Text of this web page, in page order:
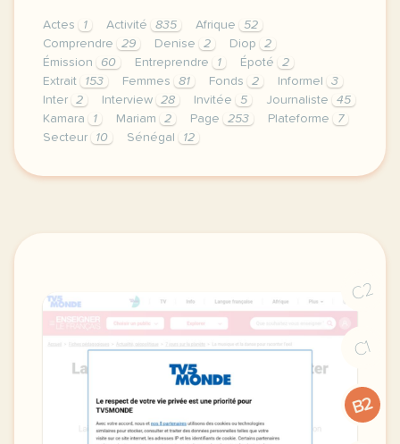
Actes 1 Activité 835 Afrique
52
Comprendre
29 Denise 2 Diop
2
Émission
60 Entreprendre 1 Époté
2
Extrait
153 Femmes 81 Fonds 2 Informel
3
Inter
2 Interview 28 Invitée 5 Journaliste
45
Kamara
1 Mariam 2 Page 253 Plateforme
7
Secteur
10 Sénégal 12
le respect de votre vie privee est une priorite
C2
C1
B2